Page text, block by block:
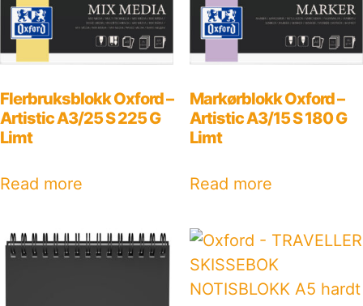
Flerbruksblokk Oxford –
Artistic A3/25 S 225 G
Limt
Read more
Markørblokk Oxford –
Artistic A3/15 S 180 G
Limt
Read more